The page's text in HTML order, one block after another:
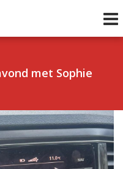
met Sophie
Volgend uur